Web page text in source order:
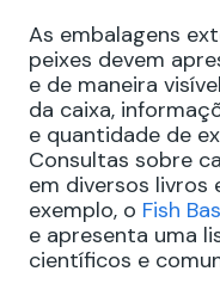
As embalagens
peixes devem
e de maneira
da caixa,
e quantidade de
Consultas sobre
em diversos
exemplo, o Fish
e apresenta uma
científicos e